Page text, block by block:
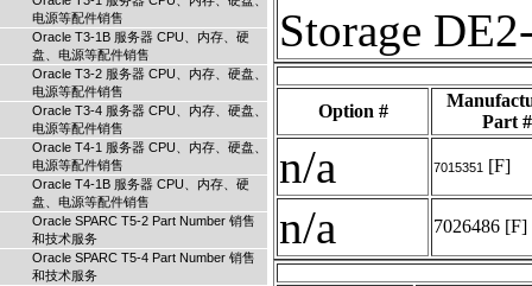
电源等配件销售
Oracle T3-1B 服务器 CPU、内存、硬
盘、电源等配件销售
Oracle T3-2 服务器 CPU、内存、硬盘、
电源等配件销售
Oracle T3-4 服务器 CPU、内存、硬盘、
电源等配件销售
Oracle T4-1 服务器 CPU、内存、硬盘、
电源等配件销售
Oracle T4-1B 服务器 CPU、内存、硬
盘、电源等配件销售
Oracle SPARC T5-2 Part Number 销售
和技术服务
Oracle SPARC T5-4 Part Number 销售
和技术服务
Storage
Option #
Part #
n/a 7015351 [F]
n/a 7026486 [F]